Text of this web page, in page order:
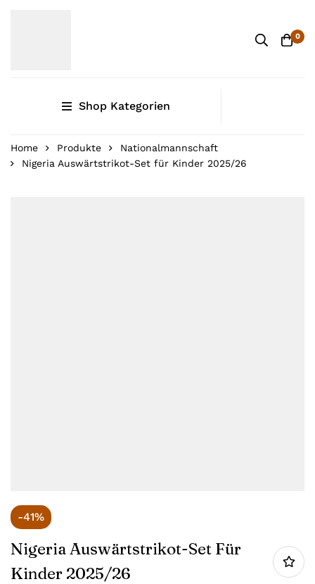
0
Shop Kategorien
Home Produkte
Nationalmannschaft
Nigeria Auswärtstrikot-Set für Kinder 2025/26
-41%
Nigeria Auswärtstrikot-Set Für
Kinder 2025/26